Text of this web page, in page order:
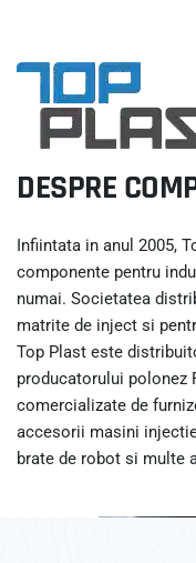
DESPRE
Infiintata in anul 2005,
componente pentru
numai. Societatea
matrite de inject si
Top Plast este
producatorului polonez
comercializate de
accesorii masini
brate de robot si multe